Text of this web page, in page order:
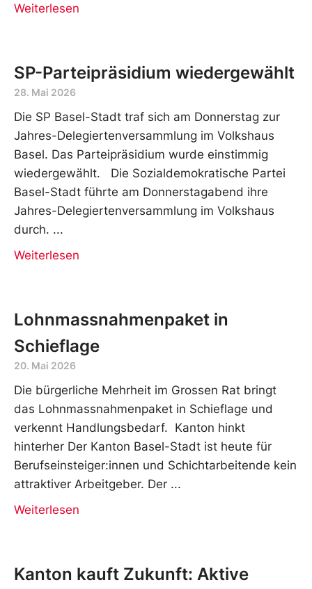
Weiterlesen
SP-Parteipräsidium wiedergewählt
28. Mai 2026
Die SP Basel-Stadt traf sich am Donnerstag zur
Jahres-Delegiertenversammlung im Volkshaus
Basel. Das Parteipräsidium wurde einstimmig
wiedergewählt. Die Sozialdemokratische Partei
Basel-Stadt führte am Donnerstagabend ihre
Jahres-Delegiertenversammlung im Volkshaus
durch.
Weiterlesen
Lohnmassnahmenpaket in
Schieflage
20. Mai 2026
Die bürgerliche Mehrheit im Grossen Rat bringt
das Lohnmassnahmenpaket in Schieflage und
verkennt Handlungsbedarf. Kanton hinkt
hinterher Der Kanton Basel-Stadt ist heute für
Berufseinsteiger:innen und Schichtarbeitende kein
attraktiver Arbeitgeber. Der
Weiterlesen
Kanton kauft Zukunft: Aktive